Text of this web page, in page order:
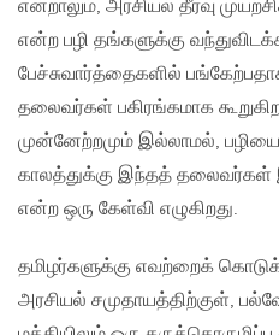
என்றாலும், அரசியல் தீர்வு
என்ற பழி தங்களுக்கு
பேச்சுவார்த்தைகளில்
தலைவர்கள் பகிரங்கமாக
முன்னேற்றமும் இல்லாமல்,
காலத்துக்கு இந்தத் தலைவர்கள்
என்ற ஒரு கேள்வி எழுகிறது.
தமிழர்களுக்கு எவற்றைக்
அரசியல் சமுதாயத்திற்குள்,